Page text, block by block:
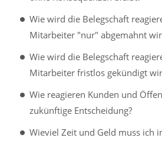
Wie wird die Belegschaft
Mitarbeiter "nur" abgemahnt
Wie wird die Belegschaft
Mitarbeiter fristlos gekündigt
Wie reagieren Kunden und
zukünftige Entscheidung?
Wieviel Zeit und Geld muss ich